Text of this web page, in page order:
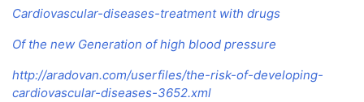
Cardiovascular-diseases-treatment with drugs
Of the new Generation of high blood pressure
http://aradovan.com/userfiles/the-risk-of-developing-
cardiovascular-diseases-3652.xml